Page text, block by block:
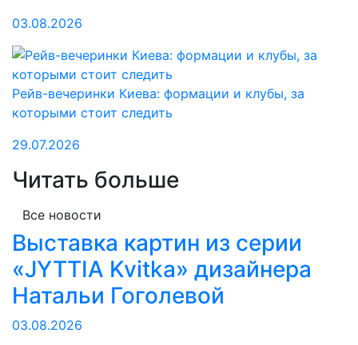
03.08.2026
Рейв-вечеринки Киева: формации и клубы, за
которыми стоит следить
29.07.2026
Читать больше
Все новости
Выставка картин из серии
«JYTTIA Kvitka» дизайнера
Натальи Гоголевой
03.08.2026